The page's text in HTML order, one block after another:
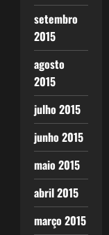
setembro
2015
agosto
2015
julho 2015
junho 2015
maio 2015
abril 2015
março 2015